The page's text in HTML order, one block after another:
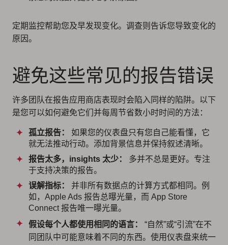
定期监控帮助您及早发现变化。调查则告诉您导致变化的
原因。
避免这些常见的报告错误
许多团队在报告应用商店表现时会陷入同样的陷阱。以下
是您可以如何避免它们并每周节省数小时时间的方法：
孤立报告：
如果您的仪表盘只有您自己能看懂，它
就无法推动行动。添加背景信息并保持叙述清晰。
报告太多，insights 太少：
多并不总是更好。专注
于支持决策的报告。
误解指标：
并非所有数据点的计算方式都相同。例
如，Apple Ads 报告总曝光量，而 App Store
Connect 报告唯一曝光量。
假设每个人都使用相同的语言：
“自然”或“引流”在不
同团队中可能意味着不同的东西。使用仪表盘来统一